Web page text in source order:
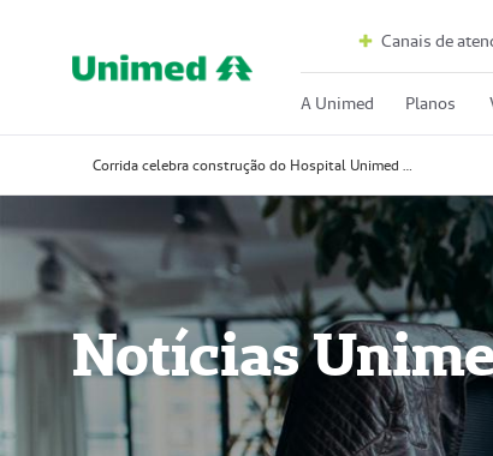
Canais de
A Unimed Planos
Corrida celebra construção do Hospital Unimed Sul Mineira e reúne centenas de participantes em manhã de esporte e solidariedade
Notícias